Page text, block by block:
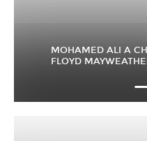
MOHAMED ALI A
FLOYD